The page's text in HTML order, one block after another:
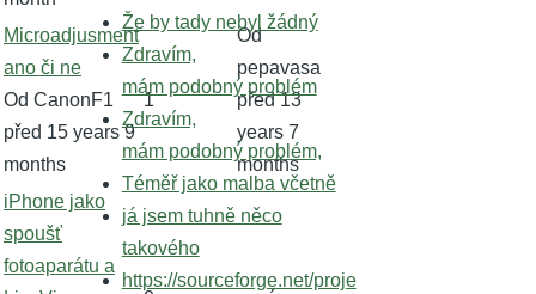
Normální
téma
Microadjusment
ano či ne
Od CanonF1
před 15 years 9
months
1
Od
pepavasa
před 13
years 7
months
Normální
téma
iPhone jako
spoušť
fotoaparátu a
Že by tady nebyl žádný
Zdravím,
mám podobný problém
Zdravím,
mám podobný problém,
Téměř jako malba včetně
já jsem tuhně něco
takového
https://sourceforge.net/proje